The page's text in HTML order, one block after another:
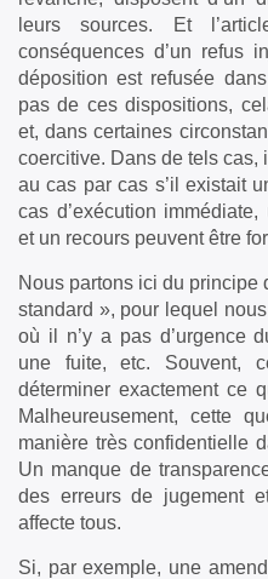
leurs sources. Et
conséquences d’un refus
déposition est refusée
pas de ces dispositions,
et, dans certaines
coercitive. Dans de tels cas,
au cas par cas s’il existait
cas d’exécution
et un recours peuvent être
Nous partons ici du principe
standard », pour lequel
où il n’y a pas d’urgence
une fuite, etc. Souvent,
déterminer exactement ce
Malheureusement, cette
manière très confidentielle
Un manque de
des erreurs de jugement
affecte tous.
Si, par exemple, une